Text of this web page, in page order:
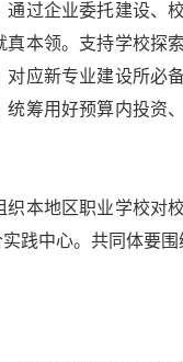
企业委托建设、
本领。支持学校
应新专业建设所
筹用好预算内投
地区职业学校对
践中心。共同体要